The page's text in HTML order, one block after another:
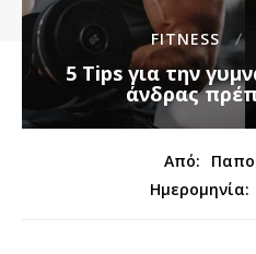
FITNESS
5 Tips για την
άνδρας
Από:
Ημερομηνία: